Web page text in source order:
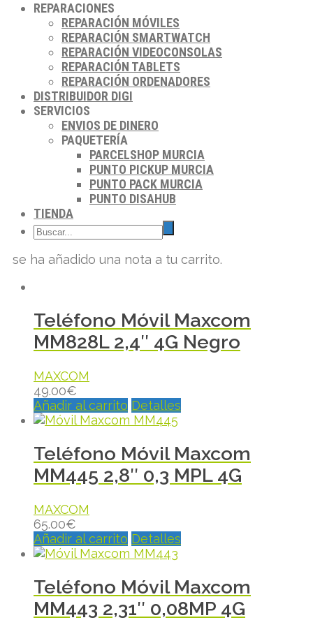
REPARACIONES
REPARACIÓN MÓVILES
REPARACIÓN SMARTWATCH
REPARACIÓN VIDEOCONSOLAS
REPARACIÓN TABLETS
REPARACIÓN ORDENADORES
DISTRIBUIDOR DIGI
SERVICIOS
ENVIOS DE DINERO
PAQUETERÍA
PARCELSHOP MURCIA
PUNTO PICKUP MURCIA
PUNTO PACK MURCIA
PUNTO DISAHUB
TIENDA
se ha añadido una nota a tu carrito.
Teléfono Móvil Maxcom
MM828L 2,4″ 4G Negro
MAXCOM
49.00€
Añadir al carrito Detalles
Teléfono Móvil Maxcom
MM445 2,8″ 0,3 MPL 4G
MAXCOM
65.00€
Añadir al carrito Detalles
Teléfono Móvil Maxcom
MM443 2,31″ 0,08MP 4G